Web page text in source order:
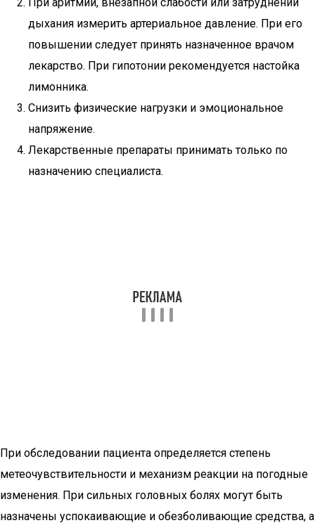
дыхания измерить артериальное давление. При его
повышении следует принять назначенное врачом
лекарство. При гипотонии рекомендуется настойка
лимонника.
Снизить физические нагрузки и эмоциональное
напряжение.
Лекарственные препараты принимать только по
назначению специалиста.
При обследовании пациента определяется степень
метеочувствительности и механизм реакции на погодные
изменения. При сильных головных болях могут быть
назначены успокаивающие и обезболивающие средства, а